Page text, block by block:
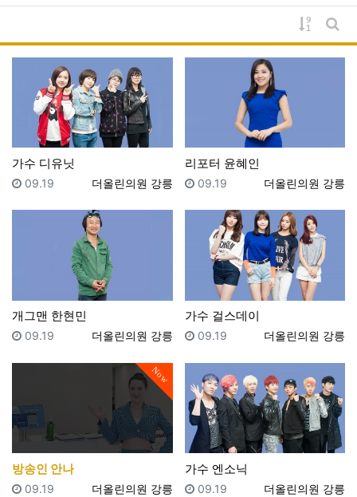
게시물
게
가수 디유닛
등록자
더올린의원 강릉
등록일
09.19
리포터 윤혜인
등록자
더올린의원 강릉
등록일
09.19
개그맨 한현민
등록자
더올린의원 강릉
등록일
09.19
가수 걸스데이
등록자
더올린의원 강릉
등록일
09.19
Now
방송인 안나
등록자
더올린의원 강릉
등록일
09.19
가수 엔소닉
등록자
더올린의원 강릉
등록일
09.19